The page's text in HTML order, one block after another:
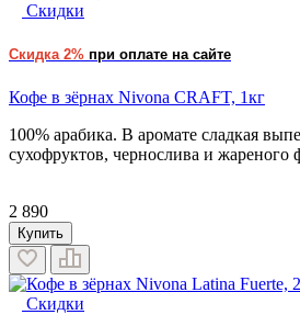
Скидки
Скидка 2% при оплате на сайте
Кофе в зёрнах Nivona CRAFT, 1кг
100% арабика. В аромате сладкая
сухофруктов, чернослива и жареного
2 890
Купить
Скидки